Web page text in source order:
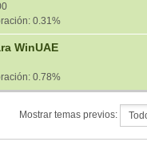
0.31%
WinUAE
0.78%
Mostrar temas previos: